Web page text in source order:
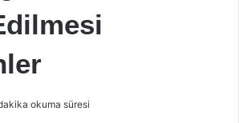
okuma süresi